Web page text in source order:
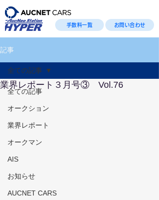
手数料一覧 お問い合わせ
記事
全ての記事
オークション
業界レポート
オークマン
AIS
お知らせ
AUCNET CARS
全ての記事
業界レポート３月号③ Vol.76